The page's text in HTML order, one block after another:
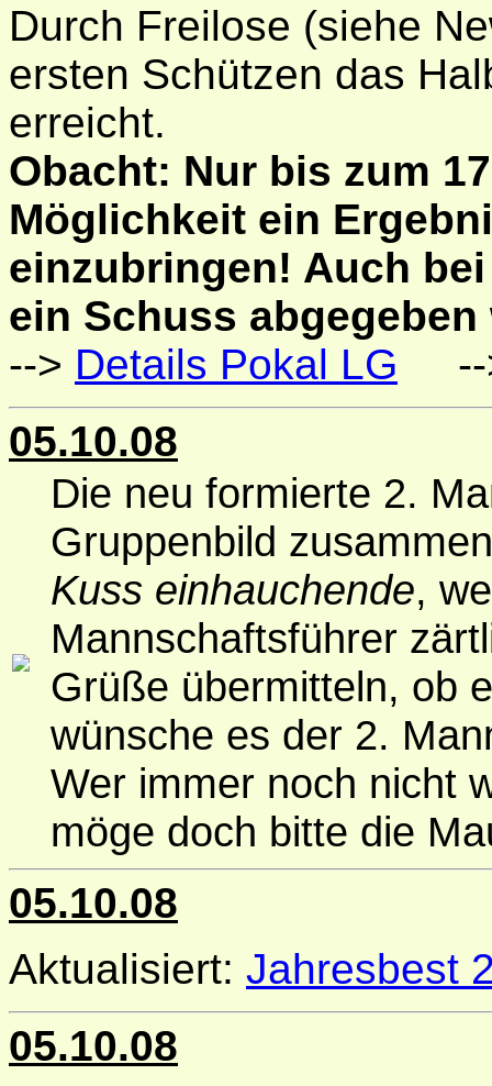
Durch Freilose (siehe
ersten Schützen das
erreicht.
Obacht: Nur bis zum
Möglichkeit ein
einzubringen! Auch
ein Schuss abgegeben
--> Details Pokal LG --
05.10.08
Die neu formierte 2.
Gruppenbild
Kuss einhauchende,
Mannschaftsführer
Grüße übermitteln, ob
wünsche es der 2.
Wer immer noch nicht
möge doch bitte die
05.10.08
Aktualisiert: Jahresbest
05.10.08